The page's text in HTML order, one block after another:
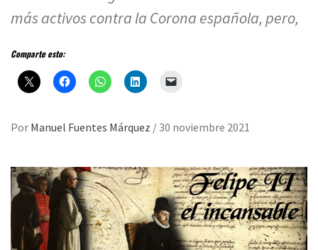
más activos contra la Corona española, pero,
Comparte esto:
Por Manuel Fuentes Márquez / 30 noviembre 2021